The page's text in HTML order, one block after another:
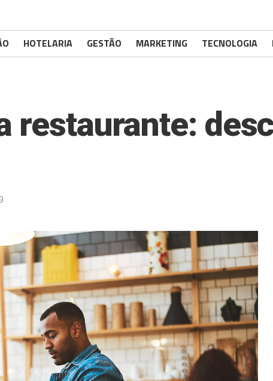
HOTELARIA GESTÃO MARKETING TECNOLOGIA
restaurante: